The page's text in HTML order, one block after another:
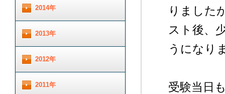
りました
スト後、
うになり
受験当日
2014年
2013年
2012年
2011年